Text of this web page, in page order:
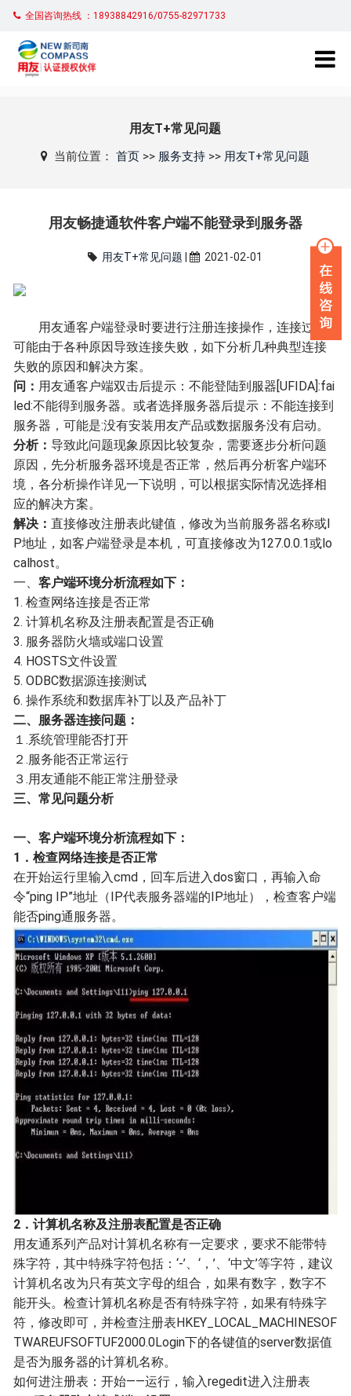
全国咨询热线 ：18938842916/0755-82971733
用友T+常见问题
当前位置：首页 >> 服务支持 >> 用友T+常见问题
用友畅捷通软件客户端不能登录到服务器
用友T+常见问题 | 2021-02-01
用友通客户端登录时要进行注册连接操作，连接过程
可能由于各种原因导致连接失败，如下分析几种典型连接
失败的原因和解决方案。
问： 用友通客户端双击后提示：不能登陆到服器[UFIDA]:fai
led:不能得到服务器。或者选择服务器后提示：不能连接到
服务器，可能是:没有安装用友产品或数据服务没有启动。
分析：导致此问题现象原因比较复杂，需要逐步分析问题
原因，先分析服务器环境是否正常，然后再分析客户端环
境，各分析操作详见一下说明，可以根据实际情况选择相
应的解决方案。
解决：直接修改注册表此键值，修改为当前服务器名称或I
P地址，如客户端登录是本机，可直接修改为127.0.0.1或lo
calhost。
一、客户端环境分析流程如下：
1. 检查网络连接是否正常
2. 计算机名称及注册表配置是否正确
3. 服务器防火墙或端口设置
4. HOSTS文件设置
5. ODBC数据源连接测试
6. 操作系统和数据库补丁以及产品补丁
二、 服务器连接问题：
１.系统管理能否打开
２.服务能否正常运行
３.用友通能不能正常注册登录
三、常见问题分析
一、客户端环境分析流程如下：
1．检查网络连接是否正常
在开始运行里输入cmd，回车后进入dos窗口，再输入命
令“ping IP”地址（IP代表服务器端的IP地址），检查客户端
能否ping通服务器。
2．计算机名称及注册表配置是否正确
用友通系列产品对计算机名称有一定要求，要求不能带特
殊字符，其中特殊字符包括：‘-’、‘，’、‘中文’等字符，建议
计算机名改为只有英文字母的组合，如果有数字，数字不
能开头。检查计算机名称是否有特殊字符，如果有特殊字
符，修改即可，并检查注册表HKEY_LOCAL_MACHINESOF
TWAREUFSOFTUF2000.0Login下的各键值的server数据值
是否为服务器的计算机名称。
如何进注册表：开始——运行，输入regedit进入注册表